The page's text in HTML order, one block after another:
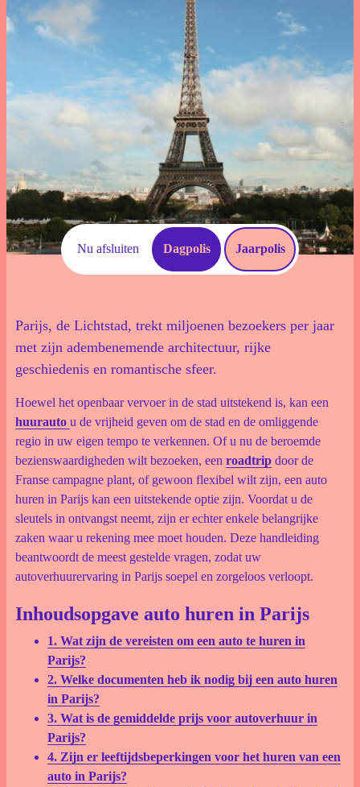
Voorwaarden
Schade Melden
Veelgestelde vragen
Nu afsluiten Dagpolis Jaarpolis
Parijs, de Lichtstad, trekt miljoenen bezoekers per jaar
met zijn adembenemende architectuur, rijke
geschiedenis en romantische sfeer.
Hoewel het openbaar vervoer in de stad uitstekend is, kan een
huurauto u de vrijheid geven om de stad en de omliggende
regio in uw eigen tempo te verkennen. Of u nu de beroemde
bezienswaardigheden wilt bezoeken, een roadtripdoor de
Franse campagne plant, of gewoon flexibel wilt zijn, een auto
huren in Parijs kan een uitstekende optie zijn. Voordat u de
sleutels in ontvangst neemt, zijn er echter enkele belangrijke
zaken waar u rekening mee moet houden. Deze handleiding
beantwoordt de meest gestelde vragen, zodat uw
autoverhuurervaring in Parijs soepel en zorgeloos verloopt.
Inhoudsopgave auto huren in Parijs
1. Wat zijn de vereisten om een auto te huren in
Parijs?
2. Welke documenten heb ik nodig bij een auto huren
in Parijs?
3. Wat is de gemiddelde prijs voor autoverhuur in
Parijs?
4. Zijn er leeftijdsbeperkingen voor het huren van een
auto in Parijs?